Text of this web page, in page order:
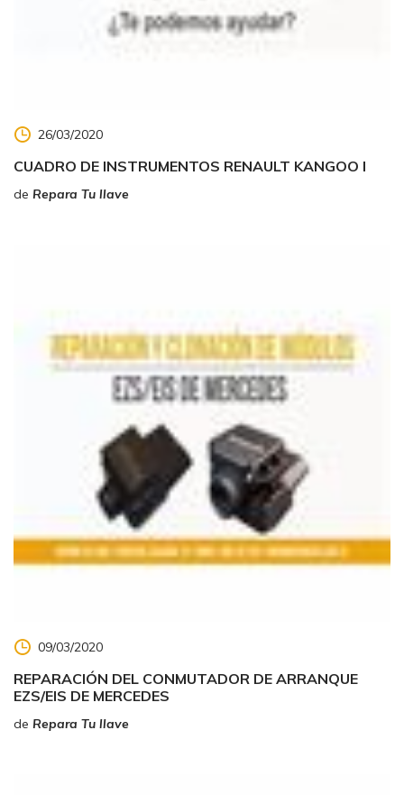
26/03/2020
CUADRO DE INSTRUMENTOS RENAULT KANGOO I
de Repara Tu llave
09/03/2020
REPARACIÓN DEL CONMUTADOR DE ARRANQUE
EZS/EIS DE MERCEDES
de Repara Tu llave